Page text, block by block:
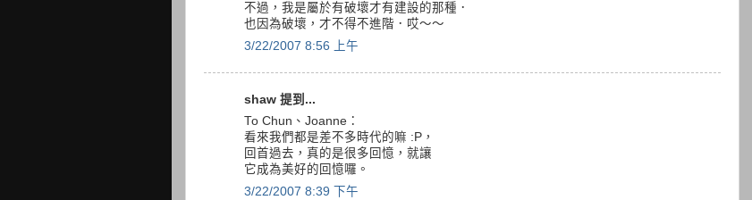
不過，我是屬於有破壞才有建設的那種．
也因為破壞，才不得不進階．哎～～
3/22/2007 8:56 上午
shaw 提到...
To Chun、Joanne：
看來我們都是差不多時代的嘛 :P，
回首過去，真的是很多回憶，就讓
它成為美好的回憶囉。
3/22/2007 8:39 下午